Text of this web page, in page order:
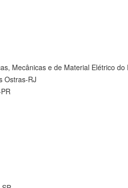
Mecânicas e de Material Elétrico
Ostras-RJ